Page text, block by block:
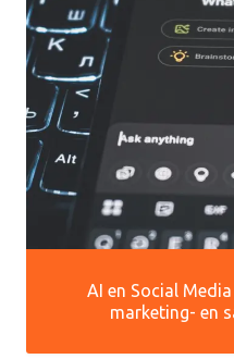
AI en Social
marketing- en